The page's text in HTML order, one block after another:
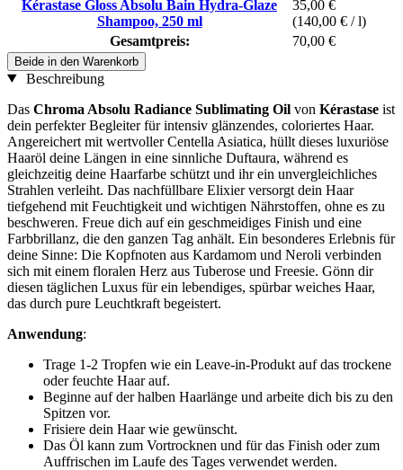
Kérastase Gloss Absolu Bain Hydra-Glaze
Shampoo, 250 ml
35,00 €
(140,00 € / l)
Gesamtpreis:
70,00 €
Beide in den Warenkorb
Beschreibung
Das Chroma Absolu Radiance Sublimating Oil von Kérastase ist
dein perfekter Begleiter für intensiv glänzendes, coloriertes Haar.
Angereichert mit wertvoller Centella Asiatica, hüllt dieses luxuriöse
Haaröl deine Längen in eine sinnliche Duftaura, während es
gleichzeitig deine Haarfarbe schützt und ihr ein unvergleichliches
Strahlen verleiht. Das nachfüllbare Elixier versorgt dein Haar
tiefgehend mit Feuchtigkeit und wichtigen Nährstoffen, ohne es zu
beschweren. Freue dich auf ein geschmeidiges Finish und eine
Farbbrillanz, die den ganzen Tag anhält. Ein besonderes Erlebnis für
deine Sinne: Die Kopfnoten aus Kardamom und Neroli verbinden
sich mit einem floralen Herz aus Tuberose und Freesie. Gönn dir
diesen täglichen Luxus für ein lebendiges, spürbar weiches Haar,
das durch pure Leuchtkraft begeistert.
Anwendung:
Trage 1-2 Tropfen wie ein Leave-in-Produkt auf das trockene
oder feuchte Haar auf.
Beginne auf der halben Haarlänge und arbeite dich bis zu den
Spitzen vor.
Frisiere dein Haar wie gewünscht.
Das Öl kann zum Vortrocknen und für das Finish oder zum
Auffrischen im Laufe des Tages verwendet werden.